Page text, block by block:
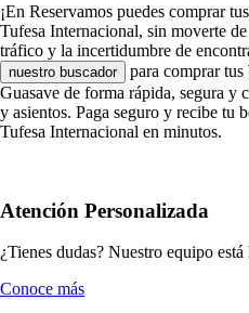
¡En Reservamos puedes comprar
Tufesa Internacional, sin moverte
tráfico y la incertidumbre de
nuestro buscador
para comprar
Guasave de forma rápida, segura y
y asientos. Paga seguro y recibe tu
Tufesa Internacional en minutos.
Atención Personalizada
¿Tienes dudas? Nuestro equipo
Conoce más